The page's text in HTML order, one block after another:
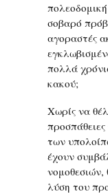
σοβαρό
αγοραστές
πολλά
κακού;
Χωρίς να
των
έχουν
νομοθεσιών,
λύση του